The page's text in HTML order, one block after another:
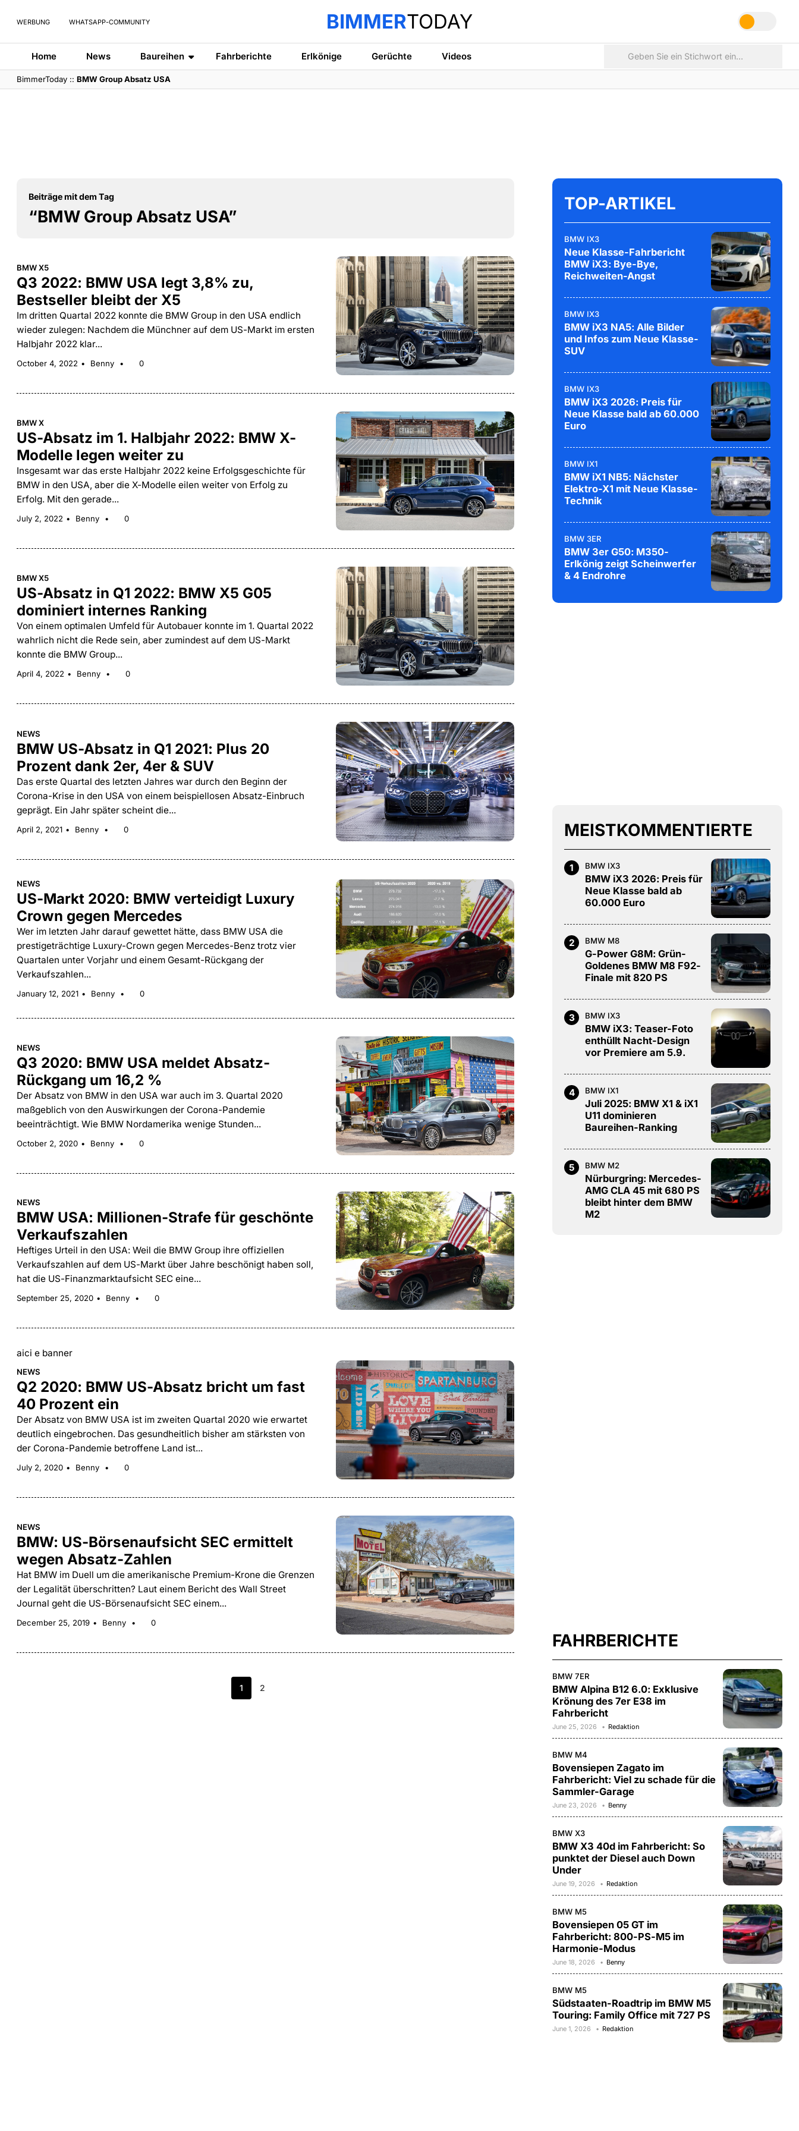
WERBUNG WHATSAPP-COMMUNITY BIMMERTODAY
Home News Baureihen Fahrberichte Erlkönige Gerüchte Videos
BimmerToday ::BMW Group Absatz USA
Beiträge mit dem Tag
“BMW Group Absatz USA”
BMW X5
Q3 2022: BMW USA legt 3,8% zu,
Bestseller bleibt der X5
Im dritten Quartal 2022 konnte die BMW Group in den USA endlich
wieder zulegen: Nachdem die Münchner auf dem US-Markt im ersten
Halbjahr 2022 klar...
October 4, 2022 Benny 0
BMW X
US-Absatz im 1. Halbjahr 2022: BMW X-
Modelle legen weiter zu
Insgesamt war das erste Halbjahr 2022 keine Erfolgsgeschichte für
BMW in den USA, aber die X-Modelle eilen weiter von Erfolg zu
Erfolg. Mit den gerade...
July 2, 2022 Benny 0
BMW X5
US-Absatz in Q1 2022: BMW X5 G05
dominiert internes Ranking
Von einem optimalen Umfeld für Autobauer konnte im 1. Quartal 2022
wahrlich nicht die Rede sein, aber zumindest auf dem US-Markt
konnte die BMW Group...
April 4, 2022 Benny 0
NEWS
BMW US-Absatz in Q1 2021: Plus 20
Prozent dank 2er, 4er & SUV
Das erste Quartal des letzten Jahres war durch den Beginn der
Corona-Krise in den USA von einem beispiellosen Absatz-Einbruch
geprägt. Ein Jahr später scheint die...
April 2, 2021 Benny 0
NEWS
US-Markt 2020: BMW verteidigt Luxury
Crown gegen Mercedes
Wer im letzten Jahr darauf gewettet hätte, dass BMW USA die
prestigeträchtige Luxury-Crown gegen Mercedes-Benz trotz vier
Quartalen unter Vorjahr und einem Gesamt-Rückgang der
Verkaufszahlen...
January 12, 2021 Benny 0
NEWS
Q3 2020: BMW USA meldet Absatz-
Rückgang um 16,2 %
Der Absatz von BMW in den USA war auch im 3. Quartal 2020
maßgeblich von den Auswirkungen der Corona-Pandemie
beeinträchtigt. Wie BMW Nordamerika wenige Stunden...
October 2, 2020 Benny 0
NEWS
BMW USA: Millionen-Strafe für geschönte
Verkaufszahlen
Heftiges Urteil in den USA: Weil die BMW Group ihre offiziellen
Verkaufszahlen auf dem US-Markt über Jahre beschönigt haben soll,
hat die US-Finanzmarktaufsicht SEC eine...
September 25, 2020 Benny 0
aici e banner
NEWS
Q2 2020: BMW US-Absatz bricht um fast
40 Prozent ein
Der Absatz von BMW USA ist im zweiten Quartal 2020 wie erwartet
deutlich eingebrochen. Das gesundheitlich bisher am stärksten von
der Corona-Pandemie betroffene Land ist...
July 2, 2020 Benny 0
NEWS
BMW: US-Börsenaufsicht SEC ermittelt
wegen Absatz-Zahlen
Hat BMW im Duell um die amerikanische Premium-Krone die Grenzen
der Legalität überschritten? Laut einem Bericht des Wall Street
Journal geht die US-Börsenaufsicht SEC einem...
December 25, 2019 Benny 0
1 2
TOP-ARTIKEL
BMW IX3
Neue Klasse-Fahrbericht
BMW iX3: Bye-Bye,
Reichweiten-Angst
BMW IX3
BMW iX3 NA5: Alle Bilder
und Infos zum Neue Klasse-
SUV
BMW IX3
BMW iX3 2026: Preis für
Neue Klasse bald ab 60.000
Euro
BMW IX1
BMW iX1 NB5: Nächster
Elektro-X1 mit Neue Klasse-
Technik
BMW 3ER
BMW 3er G50: M350-
Erlkönig zeigt Scheinwerfer
& 4 Endrohre
MEISTKOMMENTIERTE
1 BMW IX3
BMW iX3 2026: Preis für
Neue Klasse bald ab
60.000 Euro
2 BMW M8
G-Power G8M: Grün-
Goldenes BMW M8 F92-
Finale mit 820 PS
3 BMW IX3
BMW iX3: Teaser-Foto
enthüllt Nacht-Design
vor Premiere am 5.9.
4 BMW IX1
Juli 2025: BMW X1 & iX1
U11 dominieren
Baureihen-Ranking
5 BMW M2
Nürburgring: Mercedes-
AMG CLA 45 mit 680 PS
bleibt hinter dem BMW
M2
FAHRBERICHTE
BMW 7ER
BMW Alpina B12 6.0: Exklusive
Krönung des 7er E38 im
Fahrbericht
June 25, 2026 Redaktion
BMW M4
Bovensiepen Zagato im
Fahrbericht: Viel zu schade für die
Sammler-Garage
June 23, 2026 Benny
BMW X3
BMW X3 40d im Fahrbericht: So
punktet der Diesel auch Down
Under
June 19, 2026 Redaktion
BMW M5
Bovensiepen 05 GT im
Fahrbericht: 800-PS-M5 im
Harmonie-Modus
June 18, 2026 Benny
BMW M5
Südstaaten-Roadtrip im BMW M5
Touring: Family Office mit 727 PS
June 1, 2026 Redaktion